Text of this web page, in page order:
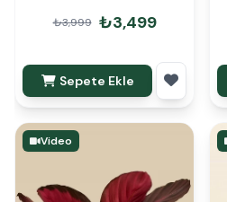
140cm
₺3,999 ₺3,499
Sepete Ekle
Video